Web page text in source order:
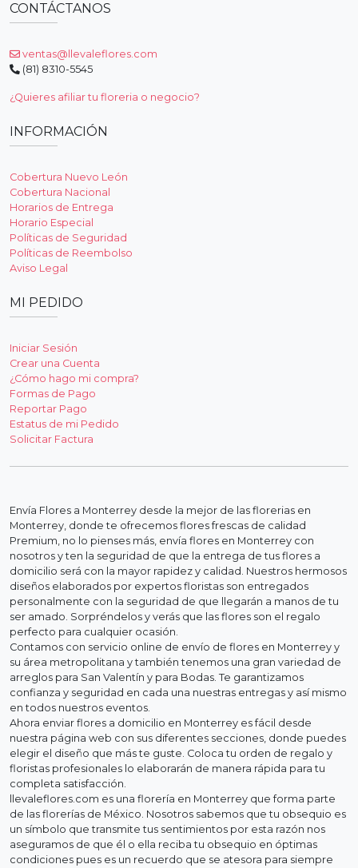
CONTÁCTANOS
ventas@llevaleflores.com
(81) 8310-5545
¿Quieres afiliar tu floreria o negocio?
INFORMACIÓN
Cobertura Nuevo León
Cobertura Nacional
Horarios de Entrega
Horario Especial
Políticas de Seguridad
Políticas de Reembolso
Aviso Legal
MI PEDIDO
Iniciar Sesión
Crear una Cuenta
¿Cómo hago mi compra?
Formas de Pago
Reportar Pago
Estatus de mi Pedido
Solicitar Factura
Envía Flores a Monterrey desde la mejor de las florerias en
Monterrey, donde te ofrecemos flores frescas de calidad
Premium, no lo pienses más, envía flores en Monterrey con
nosotros y ten la seguridad de que la entrega de tus flores a
domicilio será con la mayor rapidez y calidad. Nuestros hermosos
diseños elaborados por expertos floristas son entregados
personalmente con la seguridad de que llegarán a manos de tu
ser amado. Sorpréndelos y verás que las flores son el regalo
perfecto para cualquier ocasión.
Contamos con servicio online de envío de flores en Monterrey y
su área metropolitana y también tenemos una gran variedad de
arreglos para San Valentín y para Bodas. Te garantizamos
confianza y seguridad en cada una nuestras entregas y así mismo
en todos nuestros eventos.
Ahora enviar flores a domicilio en Monterrey es fácil desde
nuestra página web con sus diferentes secciones, donde puedes
elegir el diseño que más te guste. Coloca tu orden de regalo y
floristas profesionales lo elaborarán de manera rápida para tu
completa satisfacción.
llevaleflores.com es una florería en Monterrey que forma parte
de las florerías de México. Nosotros sabemos que tu obsequio es
un símbolo que transmite tus sentimientos por esta razón nos
aseguramos de que él o ella reciba tu obsequio en óptimas
condiciones pues es un recuerdo que se atesora para siempre